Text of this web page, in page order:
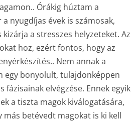
Órákig húztam a
nyugdíjas évek is számosak,
a stresszes helyzeteket. Az
hoz, ezért fontos, hogy az
Nem annak a
egy bonyolult, tulajdonképpen
elvégzése. Ennek egyik
a tiszta magok kiválogatására,
más betévedt magokat is ki kell